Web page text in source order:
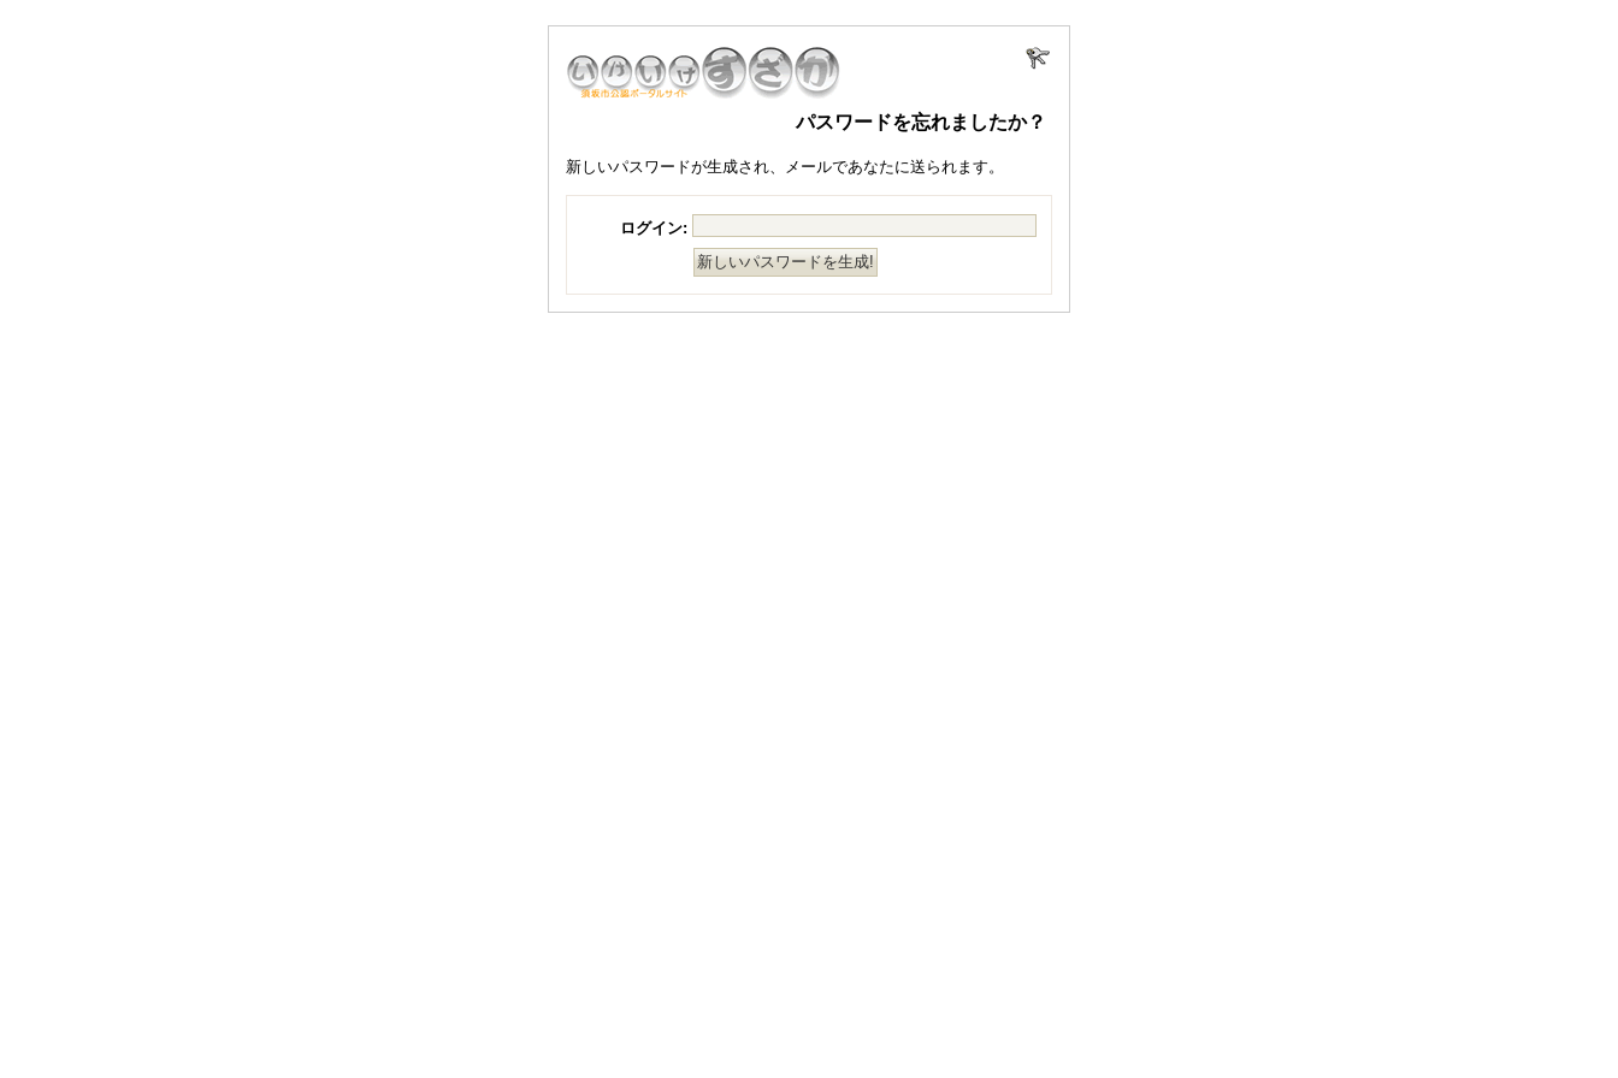
パスワードを忘れましたか？
新しいパスワードが生成され、メールであなたに送られます。
ログイン: